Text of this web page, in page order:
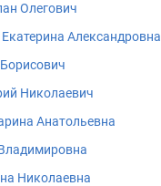
Олегович
Александровна
Николаевич
Анатольевна
Николаевна